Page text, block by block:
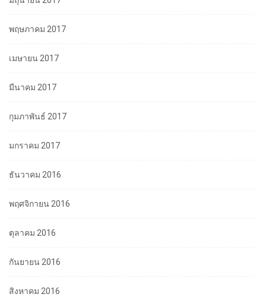
พฤษภาคม 2017
เมษายน 2017
มีนาคม 2017
กุมภาพันธ์ 2017
มกราคม 2017
ธันวาคม 2016
พฤศจิกายน 2016
ตุลาคม 2016
กันยายน 2016
สิงหาคม 2016